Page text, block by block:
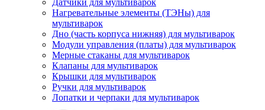
Датчики для мультиварок
Нагревательные элементы (ТЭНы) для
мультиварок
Дно (часть корпуса нижняя) для мультиварок
Модули управления (платы) для мультиварок
Мерные стаканы для мультиварок
Клапаны для мультиварок
Крышки для мультиварок
Ручки для мультиварок
Лопатки и черпаки для мультиварок